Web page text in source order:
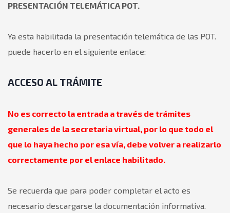
PRESENTACIÓN TELEMÁTICA POT.
Ya esta habilitada la presentación telemática de las POT.
puede hacerlo en el siguiente enlace:
ACCESO AL TRÁMITE
No es correcto la entrada a través de trámites
generales de la secretaria virtual, por lo que todo el
que lo haya hecho por esa vía, debe volver a realizarlo
correctamente por el enlace habilitado.
Se recuerda que para poder completar el acto es
necesario descargarse la documentación informativa.